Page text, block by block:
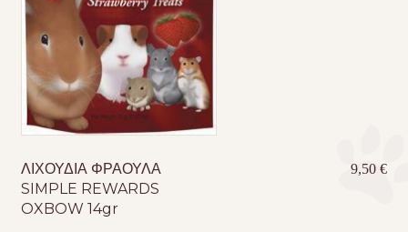
ΛΙΧΟΥΔΙΑ ΦΡΑΟΥΛΑ
SIMPLE REWARDS
OXBOW 14gr
9,50€